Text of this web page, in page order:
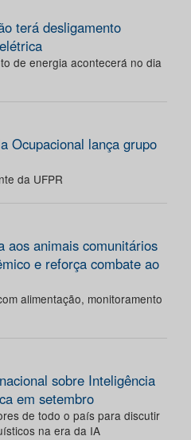
terá desligamento
de energia acontecerá no dia
Ocupacional lança grupo
da UFPR
aos animais comunitários
e reforça combate ao
alimentação, monitoramento
sobre Inteligência
em setembro
de todo o país para discutir
na era da IA